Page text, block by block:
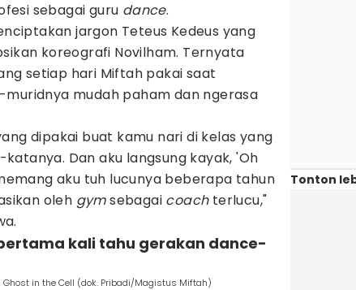
sebagai guru dance.
jargon Teteus Kedeus yang
koreografi Novilham. Ternyata
setiap hari Miftah pakai saat
mudah paham dan ngerasa
dipakai buat kamu nari di kelas yang
Dan aku langsung kayak, 'Oh
aku tuh lucunya beberapa tahun
oleh gymsebagai coach terlucu,"
kali tahu gerakan dance-
in the Cell (dok. Pribadi/Magistus Miftah)
Tonton